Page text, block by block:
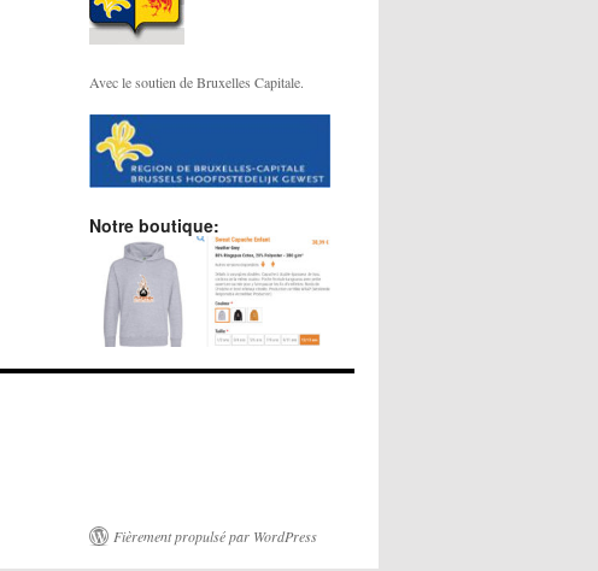
Avec le soutien de Bruxelles Capitale.
Notre boutique:
Fièrement propulsé par WordPress